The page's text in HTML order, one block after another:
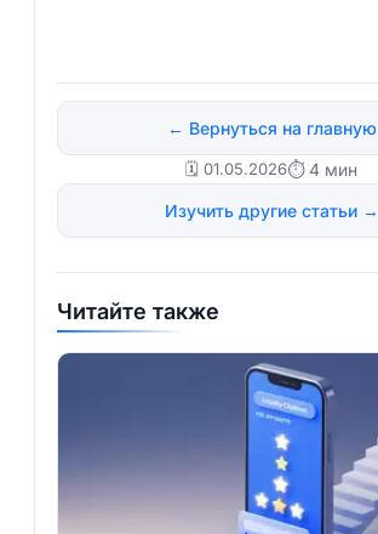
← Вернуться на главную
🗓️ 01.05.2026⏱ 4 мин
Изучить другие статьи →
Читайте также